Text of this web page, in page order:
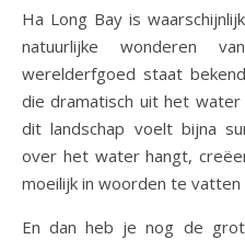
Ha Long Bay is
natuurlijke wonderen
werelderfgoed staat
die dramatisch uit het
dit landschap voelt bijna
over het water hangt,
moeilijk in woorden te vatten
En dan heb je nog de